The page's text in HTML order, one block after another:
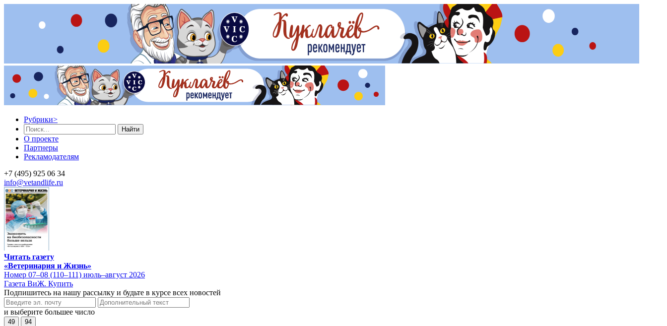
Рубрики>
Найти
О проекте
Партнеры
Рекламодателям
+7 (495) 925 06 34
info@vetandlife.ru
Читать газету
«Ветеринария и Жизнь»
Номер 07–08 (110–111) июль–август 2026
Газета ВиЖ. Купить
Подпишитесь на нашу рассылку и будьте в курсе всех новостей
и выберите большее число
49 94